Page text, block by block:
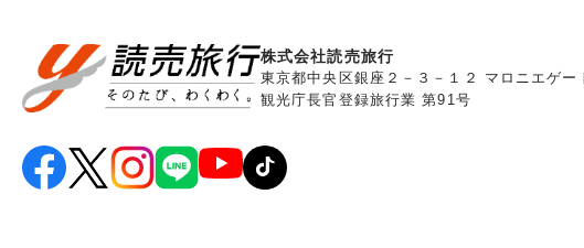
株式会社読売旅行
東京都中央区銀座２－３－１２ マロニエゲー
観光庁長官登録旅行業 第91号